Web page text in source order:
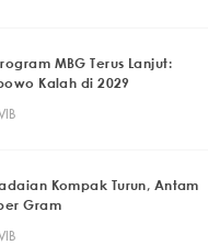
MBG Terus Lanjut:
Kalah di 2029
Kompak Turun, Antam
Gram